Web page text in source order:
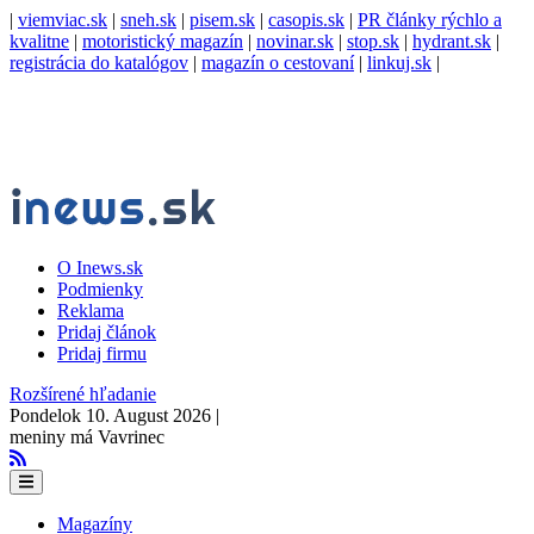
| viemviac.sk | sneh.sk | pisem.sk | casopis.sk | PR články rýchlo a
kvalitne | motoristický magazín | novinar.sk | stop.sk | hydrant.sk |
registrácia do katalógov | magazín o cestovaní| linkuj.sk |
O Inews.sk
Podmienky
Reklama
Pridaj článok
Pridaj firmu
Rozšírené hľadanie
Pondelok 10. August 2026 |
meniny má Vavrinec
Magazíny